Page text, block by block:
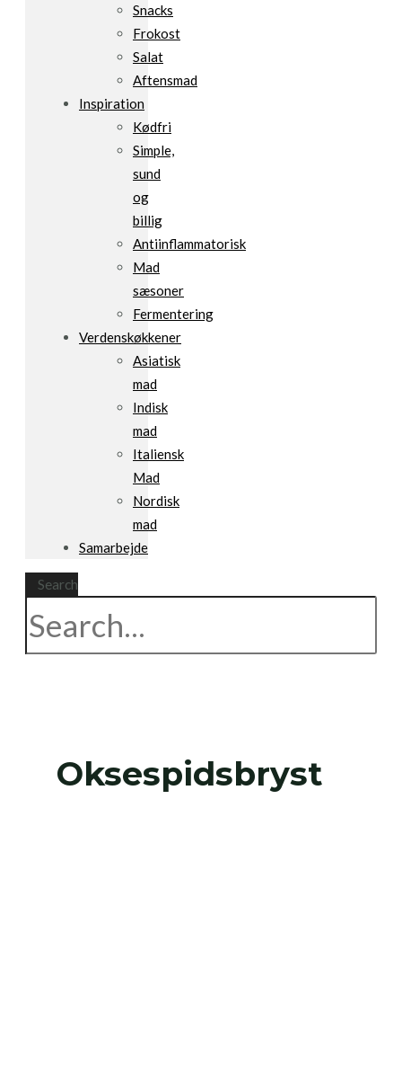
Snacks
Frokost
Salat
Aftensmad
Inspiration
Kødfri
Simple,
sund
og
billig
Antiinflammatorisk
Mad
sæsoner
Fermentering
Verdenskøkkener
Asiatisk
mad
Indisk
mad
Italiensk
Mad
Nordisk
mad
Samarbejde
Search
Oksespidsbryst